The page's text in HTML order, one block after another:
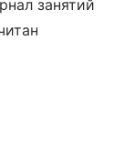
занятий